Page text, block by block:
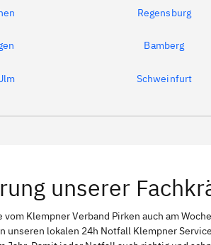
Regensburg
Bamberg
Schweinfurt
unserer
vom Klempner Verband Pirken auch am
unseren lokalen 24h Notfall Klempner